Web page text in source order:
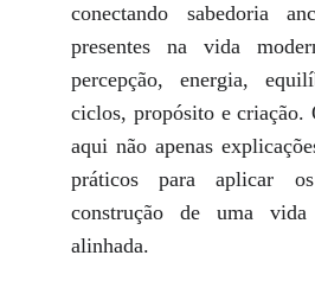
conectando sabedoria
presentes na vida
percepção, energia,
ciclos, propósito e criação.
aqui não apenas
práticos para aplicar
construção de uma
alinhada.